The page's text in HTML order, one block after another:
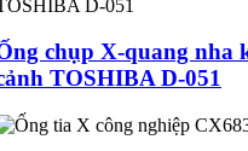
chụp X-quang nha
TOSHIBA D-051